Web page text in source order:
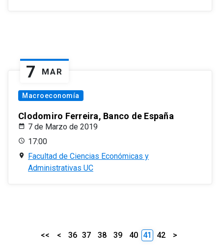
7 MAR
Macroeconomía
Clodomiro Ferreira, Banco de España
7 de Marzo de 2019
17:00
Facultad de Ciencias Económicas y
Administrativas UC
<< < 36 37 38 39 40 41 42 >